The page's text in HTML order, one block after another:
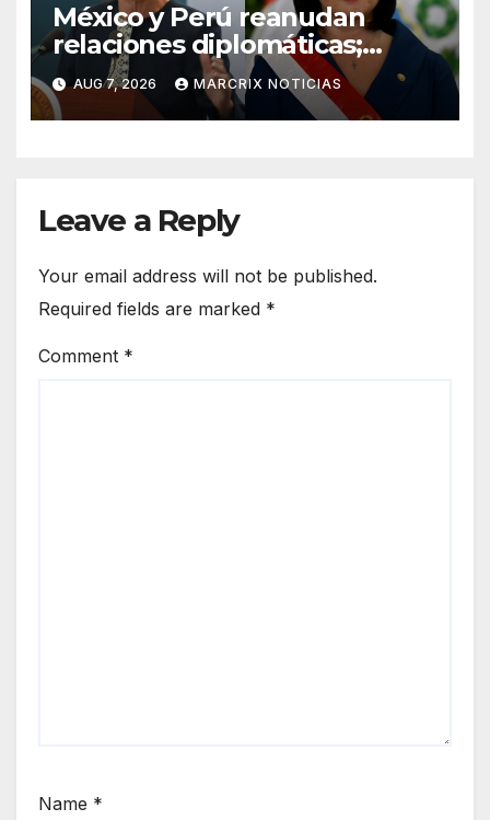
México y Perú reanudan
relaciones diplomáticas;
Betssy Chávez viajará a
territorio mexicano
AUG 7, 2026 MARCRIX NOTICIAS
Leave a Reply
Your email address will not be published.
Required fields are marked *
Comment *
Name *